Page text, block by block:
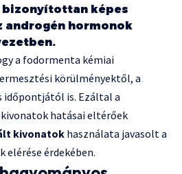
képes
androgén hormonok
a fodormenta kémiai
körülményektől, a
is. Ezáltal a
hatásai eltérőek
kivonatok használata javasolt a
elérése érdekében.